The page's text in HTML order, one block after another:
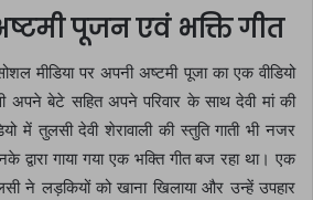
पूजन एवं भक्ति गीत
मीडिया पर अपनी अष्टमी पूजा का एक वीडियो
अपने बेटे सहित अपने परिवार के साथ देवी मां की
में तुलसी देवी शेरावाली की स्तुति गाती भी नजर
गाया गया एक भक्ति गीत बज रहा था। एक
ने लड़कियों को खाना खिलाया और उन्हें उपहार